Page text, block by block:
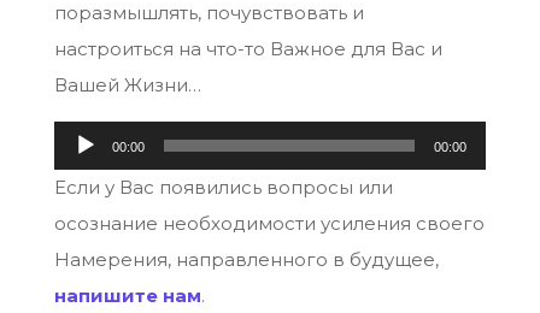
поразмышлять, почувствовать и
настроиться на что-то Важное для Вас и
Вашей Жизни…
Аудиоплеер
00:00 00:00
Если у Вас появились вопросы или
осознание необходимости усиления своего
Намерения, направленного в будущее,
напишите нам.